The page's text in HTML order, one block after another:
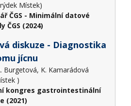
Místek)
ČGS - Minimální datové
ČGS (2024)
diskuze - Diagnostika
jícnu
Burgetová, K. Kamarádová
)
kongres gastrointestinální
(2021)